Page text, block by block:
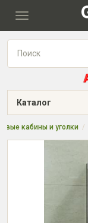
Toggle
Каталог
кабины и уголки